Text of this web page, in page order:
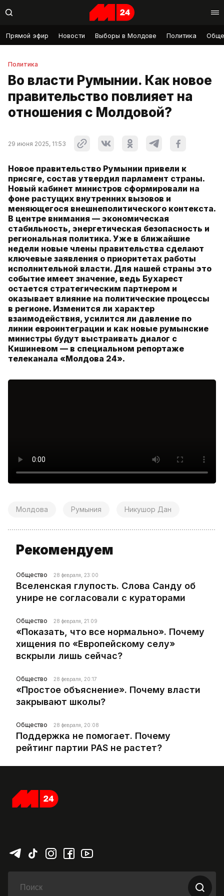
Прямой эфир Новости Выборы в Молдове Политика
Политика
Во власти Румынии. Как новое
правительство повлияет на
отношения с Молдовой?
29 июня 2025, 11:53
Новое правительство Румынии привели к
присяге, состав утвердил парламент страны.
Новый кабинет министров сформировали на
фоне растущих внутренних вызовов и
меняющегося внешнеполитического контекста.
В центре внимания — экономическая
стабильность, энергетическая безопасность и
региональная политика. Уже в ближайшие
недели новые члены правительства сделают
ключевые заявления о приоритетах работы
исполнительной власти. Для нашей страны это
событие имеет значение, ведь Бухарест
остается стратегическим партнером и
оказывает влияние на политические процессы
в регионе. Изменится ли характер
взаимодействия, усилится ли давление по
линии евроинтеграции и как новые румынские
министры будут выстраивать диалог с
Кишиневом — в специальном репортаже
телеканала «Молдова 24».
Молдова Румыния Никушор Дан
Рекомендуем
Общество 28 февраля, 23:00
Вселенская глупость. Слова Санду об
унире не согласовали с кураторами
Общество 28 февраля, 21:09
«Показать, что все нормально». Почему
хищения по «Европейскому селу»
вскрыли лишь сейчас?
Общество 28 февраля, 20:17
«Простое объяснение». Почему власти
закрывают школы?
Общество 28 февраля, 20:08
Поддержка не помогает. Почему
рейтинг партии PAS не растет?